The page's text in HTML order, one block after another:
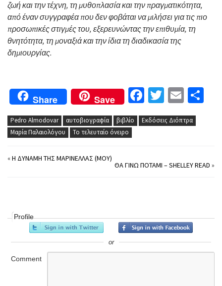
ζωή και την τέχνη, τη μυθοπλασία και την πραγματικότητα,
από έναν συγγραφέα που δεν φοβάται να μιλήσει για τις πιο
προσωπικές στιγμές του, εξερευνώντας την επιθυμία, τη
θνητότητα, τη μοναξιά και την ίδια τη διαδικασία της
δημιουργίας.
Share Save Facebook
Twitter
Email
Pedro Almodovar αυτοβιογραφία βιβλίο
Εκδόσεις Διόπτρα
Μαρία Παλαιολόγου
Το τελευταίο όνειρο
«Η ΔΎΝΑΜΗ ΤΗΣ ΜΑΡΙΝΈΛΛΑΣ (ΜΟΥ)
ΘΑ ΓΊΝΩ ΠΟΤΆΜΙ – SHELLEY READ »
Profile
or
Comment